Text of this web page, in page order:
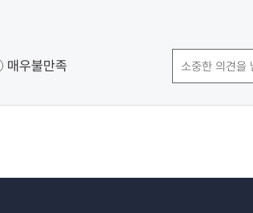
매우불만족